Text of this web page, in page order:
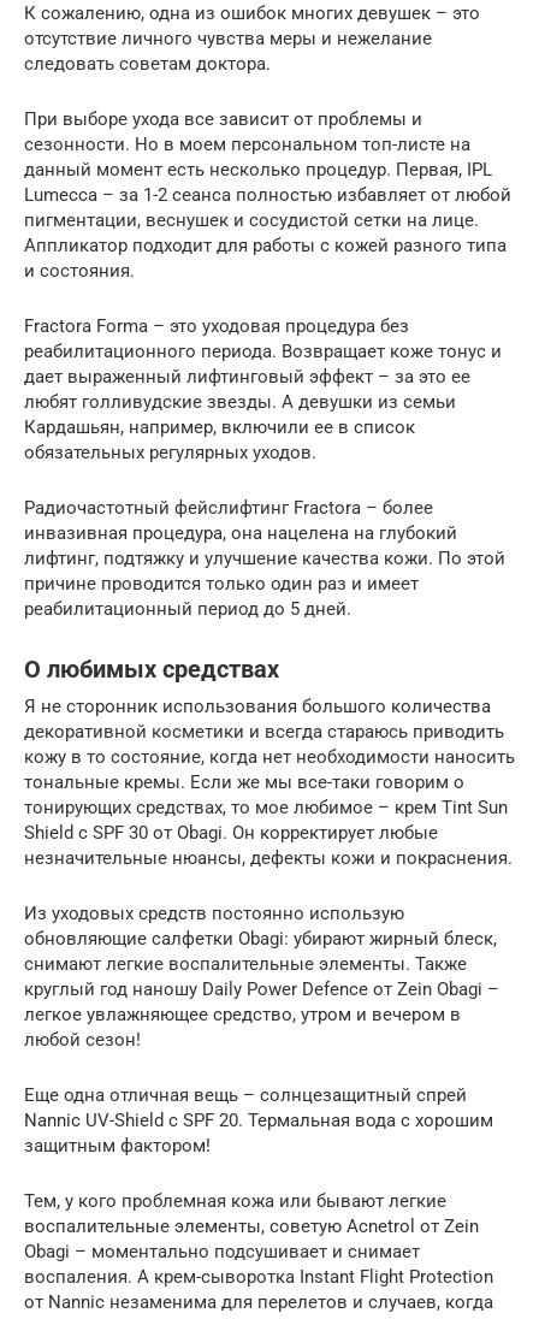
К сожалению, одна из ошибок многих девушек – это
отсутствие личного чувства меры и нежелание
следовать советам доктора.
При выборе ухода все зависит от проблемы и
сезонности. Но в моем персональном топ-листе на
данный момент есть несколько процедур. Первая, IPL
Lumecca – за 1-2 сеанса полностью избавляет от любой
пигментации, веснушек и сосудистой сетки на лице.
Аппликатор подходит для работы с кожей разного типа
и состояния.
Fractora Forma – это уходовая процедура без
реабилитационного периода. Возвращает коже тонус и
дает выраженный лифтинговый эффект – за это ее
любят голливудские звезды. А девушки из семьи
Кардашьян, например, включили ее в список
обязательных регулярных уходов.
Радиочастотный фейслифтинг Fractora – более
инвазивная процедура, она нацелена на глубокий
лифтинг, подтяжку и улучшение качества кожи. По этой
причине проводится только один раз и имеет
реабилитационный период до 5 дней.
О любимых средствах
Я не сторонник использования большого количества
декоративной косметики и всегда стараюсь приводить
кожу в то состояние, когда нет необходимости наносить
тональные кремы. Если же мы все-таки говорим о
тонирующих средствах, то мое любимое – крем Tint Sun
Shield c SPF 30 от Obagi. Он корректирует любые
незначительные нюансы, дефекты кожи и покраснения.
Из уходовых средств постоянно использую
обновляющие салфетки Obagi: убирают жирный блеск,
снимают легкие воспалительные элементы. Также
круглый год наношу Daily Power Defence от Zein Obagi –
легкое увлажняющее средство, утром и вечером в
любой сезон!
Еще одна отличная вещь – солнцезащитный спрей
Nannic UV-Shield с SPF 20. Термальная вода с хорошим
защитным фактором!
Тем, у кого проблемная кожа или бывают легкие
воспалительные элементы, советую Acnetrol от Zein
Obagi – моментально подсушивает и снимает
воспаления. А крем-сыворотка Instant Flight Protection
от Nannic незаменима для перелетов и случаев, когда